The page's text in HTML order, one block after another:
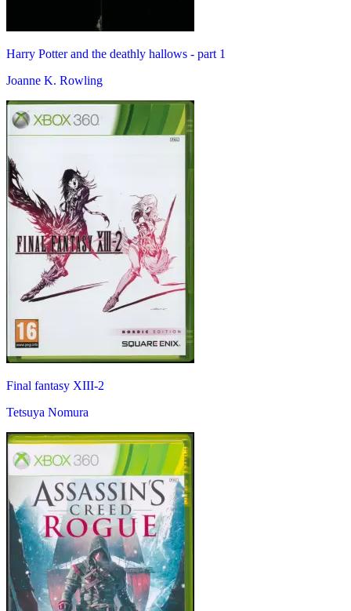
Harry Potter and the deathly hallows - part 1
Joanne K. Rowling
Final fantasy XIII-2
Tetsuya Nomura